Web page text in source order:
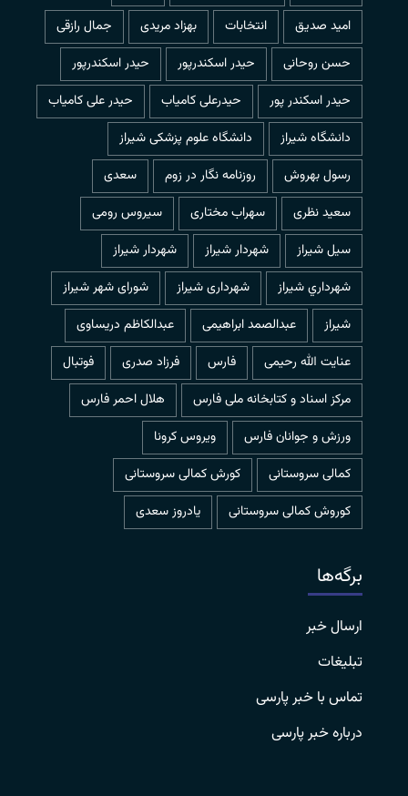
امید صدیق
انتخابات بهزاد مریدی
جمال رازقی
حسن روحانی
حيدر اسكندرپور
حیدر اسکندرپور
حیدر اسکندر پور
حیدرعلی کامیاب
حیدر علی کامیاب
دانشگاه شیراز
دانشگاه علوم پزشکی شیراز
رسول بهروش
روزنامه نگار در زوم
سعدی
سعید نظری
سهراب مختاری
سیروس رومی
سیل شیراز
شهردار شيراز
شهردار شیراز
شهرداري شيراز
شهرداری شیراز
شورای شهر شیراز
شیراز
عبدالصمد ابراهیمی
عبدالکاظم دریساوی
عنایت الله رحیمی
فارس فرزاد صدری
فوتبال
مرکز اسناد و کتابخانه ملی فارس
هلال احمر فارس
ورزش و جوانان فارس
ویروس کرونا
کمالی سروستانی
کورش کمالی سروستانی
کوروش کمالی سروستانی
یادروز سعدی
برگه‌ها
ارسال خبر
تبلیغات
تماس با خبر پارسی
درباره خبر پارسی